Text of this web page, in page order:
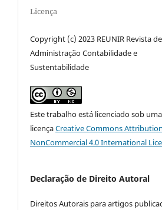
Licença
Copyright (c) 2023 REUNIR Revista de
Administração Contabilidade e
Sustentabilidade
Este trabalho está licenciado sob uma
licençaCreative Commons
NonCommercial 4.0 International
Declaração de Direito Autoral
Direitos Autorais para artigos